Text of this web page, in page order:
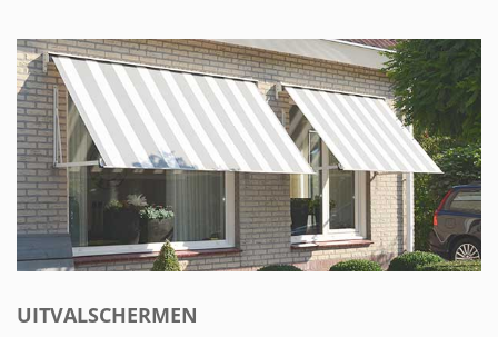
UITVALSCHERMEN